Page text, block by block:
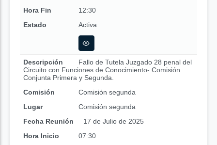
Hora Fin
12:30
Estado
Activa
Descripción
Fallo de Tutela Juzgado 28 penal del
Circuito con Funciones de Conocimiento- Comisión
Conjunta Primera y Segunda.
Comisión
Comisión segunda
Lugar
Comisión segunda
Fecha Reunión
17 de Julio de 2025
Hora Inicio
07:30